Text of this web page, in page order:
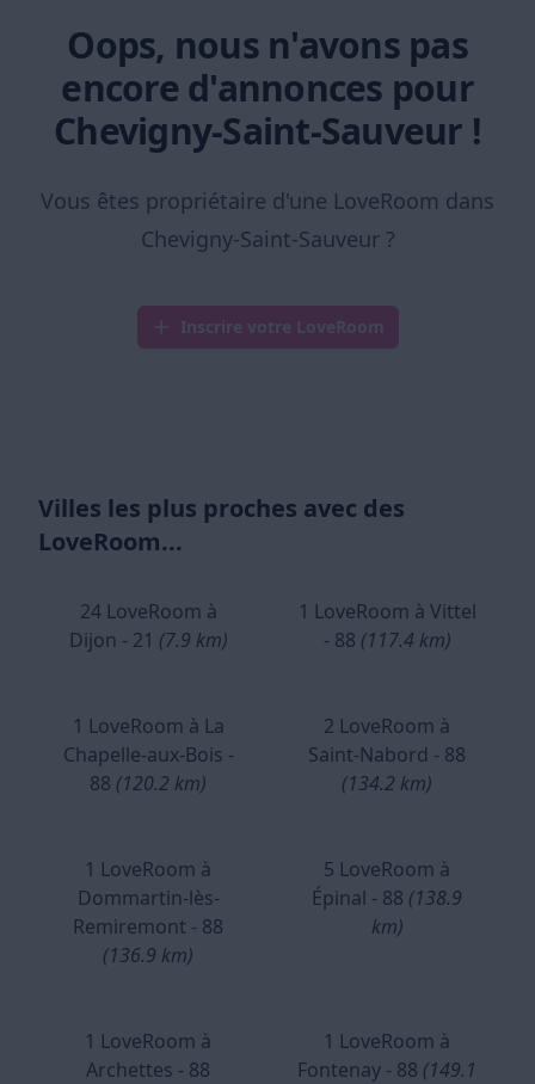
Oops, nous n'avons pas
encore d'annonces pour
Chevigny-Saint-Sauveur !
Vous êtes propriétaire d'une LoveRoom dans
Chevigny-Saint-Sauveur ?
Inscrire votre LoveRoom
Villes les plus proches avec des
LoveRoom...
24 LoveRoom à
Dijon - 21 (7.9 km)
1 LoveRoom à Vittel
- 88 (117.4 km)
1 LoveRoom à La
Chapelle-aux-Bois -
88 (120.2 km)
2 LoveRoom à
Saint-Nabord - 88
(134.2 km)
1 LoveRoom à
Dommartin-lès-
Remiremont - 88
(136.9 km)
5 LoveRoom à
Épinal - 88 (138.9
km)
1 LoveRoom à
Archettes - 88
1 LoveRoom à
Fontenay - 88 (149.1